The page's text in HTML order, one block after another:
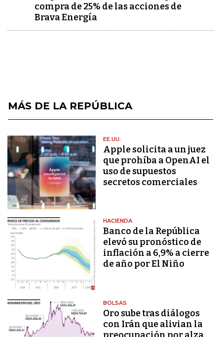
compra de 25% de las acciones de
Brava Energía
MÁS DE LA REPÚBLICA
EE.UU.
Apple solicita a un juez
que prohíba a OpenAI el
uso de supuestos
secretos comerciales
HACIENDA
Banco de la República
elevó su pronóstico de
inflación a 6,9% a cierre
de año por El Niño
BOLSAS
Oro sube tras diálogos
con Irán que alivian la